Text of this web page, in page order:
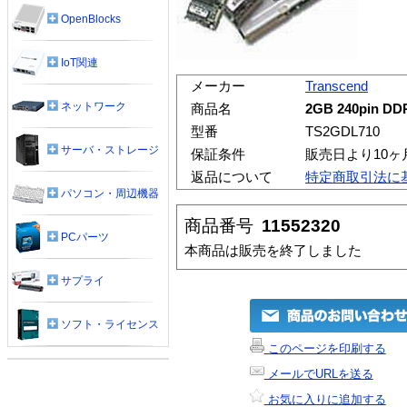
メーカー
Transcend
商品名
2GB 240pin
型番
TS2GDL710
保証条件
販売日より10ヶ
返品について
特定商取引法に
商品番号 11552320
本商品は販売を終了しました
このページを印刷する
メールでURLを送る
お気に入りに追加する
OpenBlocks
IoT関連
ネットワーク
サーバ・ストレージ
パソコン・周辺機器
PCパーツ
サプライ
ソフト・ライセンス